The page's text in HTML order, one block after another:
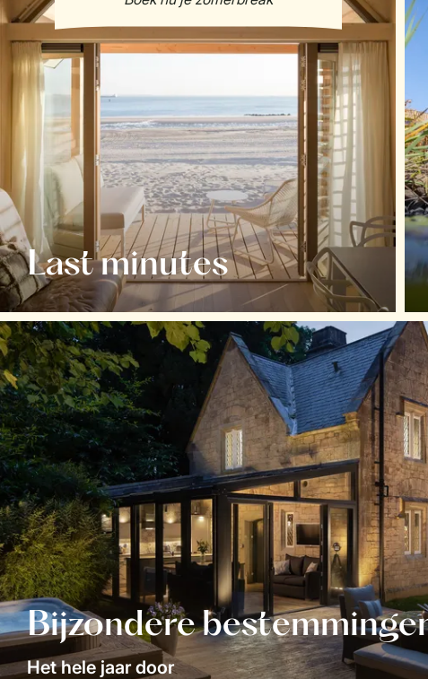
Last minutes
Bijzondere
Het hele jaar door